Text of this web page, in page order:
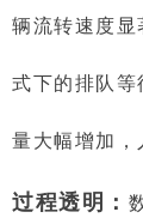
辆流转速度
式下的排队
量大幅增加，
过程透明：